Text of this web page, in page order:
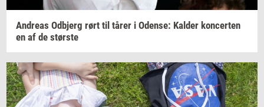
An­dreas Od­b­jerg rørt til tårer i Oden­se: Kal­der kon­cer­ten
en af de stør­ste